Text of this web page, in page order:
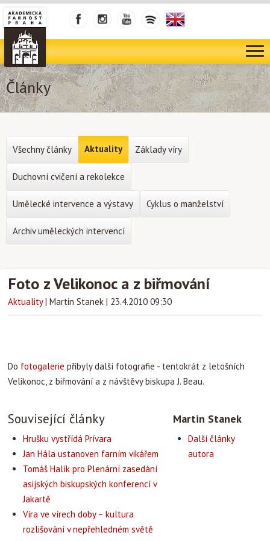
Články
Foto z Velikonoc a z biřmování
Aktuality | Martin Stanek | 23.4.2010 09:30
Do fotogalerie přibyly další fotografie - tentokrát z letošních
Velikonoc, z biřmování a z návštěvy biskupa J. Beau.
Související články
Hrušku vystřídá Prívara
Jan Hála ustanoven farním vikářem
Tomáš Halík pro Plenární zasedání
asijských biskupských konferencí v
Jakartě
Víra ve vírech doby – kultura
rozlišování v nepřehledném světě
Martin Stanek
Další články
autora
Všechny články Aktuality Základy víry
Duchovní cvičení a rekolekce
Umělecké intervence a výstavy Cyklus o manželství
Archiv uměleckých intervencí